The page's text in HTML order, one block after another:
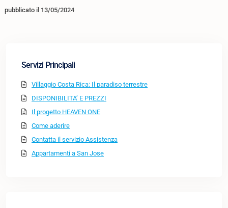
pubblicato il 13/05/2024
Servizi Principali
Villaggio Costa Rica: Il paradiso terrestre
DISPONIBILITA’ E PREZZI
Il progetto HEAVEN ONE
Come aderire
Contatta il servizio Assistenza
Appartamenti a San Jose